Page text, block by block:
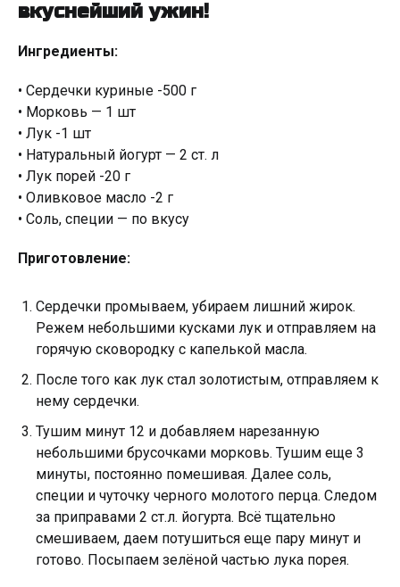
вкуснейший ужин!
Ингредиенты:
• Сердечки куриные -500 г
• Морковь — 1 шт
• Лук -1 шт
• Натуральный йогурт — 2 ст. л
• Лук порей -20 г
• Оливковое масло -2 г
• Соль, специи — по вкусу
Приготовление:
Сердечки промываем, убираем лишний жирок.
Режем небольшими кусками лук и отправляем на
горячую сковородку с капелькой масла.
После того как лук стал золотистым, отправляем к
нему сердечки.
Тушим минут 12 и добавляем нарезанную
небольшими брусочками морковь. Тушим еще 3
минуты, постоянно помешивая. Далее соль,
специи и чуточку черного молотого перца. Следом
за приправами 2 ст.л. йогурта. Всё тщательно
смешиваем, даем потушиться еще пару минут и
готово. Посыпаем зелёной частью лука порея.